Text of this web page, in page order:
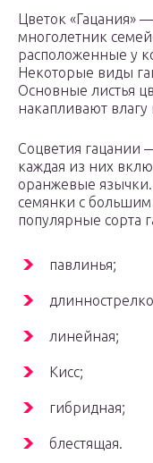
Цветок «Гацания»
многолетник
расположенные у
Некоторые виды
Основные листья
накапливают
Соцветия гацании
каждая из них
оранжевые
семянки с
популярные сорта
павлинья;
линейная;
Кисс;
гибридная;
блестящая.